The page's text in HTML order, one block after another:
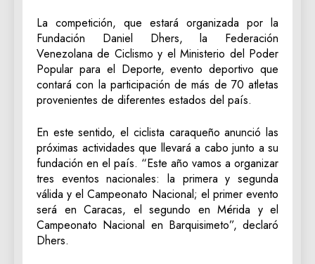
La competición, que estará organizada por la
Fundación Daniel Dhers, la Federación
Venezolana de Ciclismo y el Ministerio del Poder
Popular para el Deporte, evento deportivo que
contará con la participación de más de 70 atletas
provenientes de diferentes estados del país.
En este sentido, el ciclista caraqueño anunció las
próximas actividades que llevará a cabo junto a su
fundación en el país. “Este año vamos a organizar
tres eventos nacionales: la primera y segunda
válida y el Campeonato Nacional; el primer evento
será en Caracas, el segundo en Mérida y el
Campeonato Nacional en Barquisimeto”, declaró
Dhers.